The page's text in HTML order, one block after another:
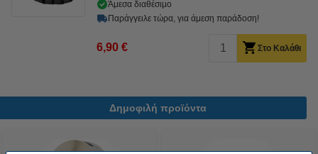
Άμεσα διαθέσιμο
Παράγγειλε τώρα, για άμεση παράδοση!
6,90 € Στο Καλάθι
Δημοφιλή προϊόντα